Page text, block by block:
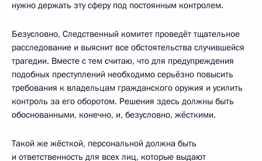
нужно держать эту сферу под постоянным контролем.
Безусловно, Следственный комитет проведёт тщательное
расследование и выяснит все обстоятельства случившейся
трагедии. Вместе с тем считаю, что для предупреждения
подобных преступлений необходимо серьёзно повысить
требования к владельцам гражданского оружия и усилить
контроль за его оборотом. Решения здесь должны быть
обоснованными, конечно, и, безусловно, жёсткими.
Такой же жёсткой, персональной должна быть
и ответственность для всех лиц, которые выдают